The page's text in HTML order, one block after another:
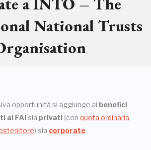
National Trusts
opportunità si aggiunge ai benefici
al FAI sia privati (con quota ordinaria,
) sia corporate.